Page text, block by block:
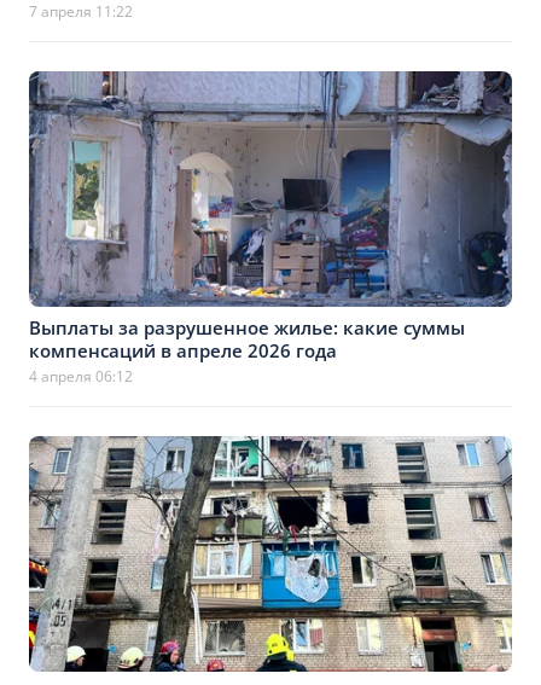
7 апреля 11:22
Выплаты за разрушенное жилье: какие суммы
компенсаций в апреле 2026 года
4 апреля 06:12